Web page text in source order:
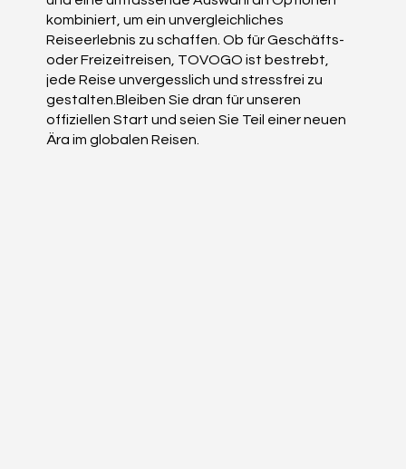
kombiniert, um ein unvergleichliches
Reiseerlebnis zu schaffen. Ob für Geschäfts-
oder Freizeitreisen, TOVOGO ist bestrebt,
jede Reise unvergesslich und stressfrei zu
gestalten.Bleiben Sie dran für unseren
offiziellen Start und seien Sie Teil einer neuen
Ära im globalen Reisen.